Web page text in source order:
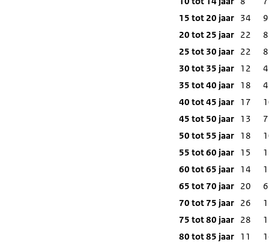
15 tot 20 jaar 34 9
20 tot 25 jaar 22 8
25 tot 30 jaar 22 8
30 tot 35 jaar 12 4
35 tot 40 jaar 18 4
40 tot 45 jaar 17
45 tot 50 jaar 13 7
50 tot 55 jaar 18
55 tot 60 jaar 15
60 tot 65 jaar 14
65 tot 70 jaar 20 6
70 tot 75 jaar 26
75 tot 80 jaar 28
80 tot 85 jaar 11